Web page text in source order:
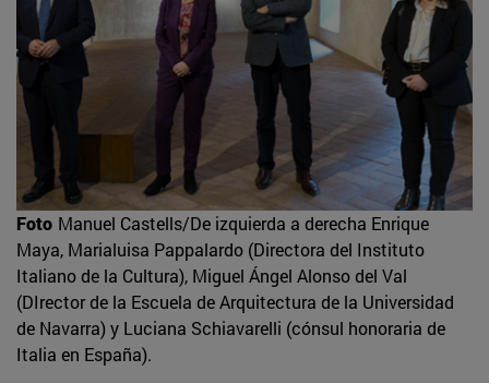
Foto Manuel Castells/De izquierda a derecha Enrique
Maya, Marialuisa Pappalardo (Directora del Instituto
Italiano de la Cultura), Miguel Ángel Alonso del Val
(DIrector de la Escuela de Arquitectura de la Universidad
de Navarra) y Luciana Schiavarelli (cónsul honoraria de
Italia en España).